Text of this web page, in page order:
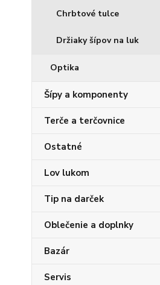
Chrbtové tulce
Držiaky šípov na luk
Optika
Šípy a komponenty
Terče a terčovnice
Ostatné
Lov lukom
Tip na darček
Oblečenie a doplnky
Bazár
Servis